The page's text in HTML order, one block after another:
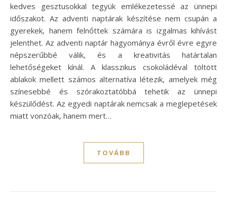
kedves gesztusokkal tegyük emlékezetessé az ünnepi
időszakot. Az adventi naptárak készítése nem csupán a
gyerekek, hanem felnőttek számára is izgalmas kihívást
jelenthet. Az adventi naptár hagyománya évről évre egyre
népszerűbbé válik, és a kreativitás határtalan
lehetőségeket kínál. A klasszikus csokoládéval töltött
ablakok mellett számos alternatíva létezik, amelyek még
színesebbé és szórakoztatóbbá tehetik az ünnepi
készülődést. Az egyedi naptárak nemcsak a meglepetések
miatt vonzóak, hanem mert…
TOVÁBB